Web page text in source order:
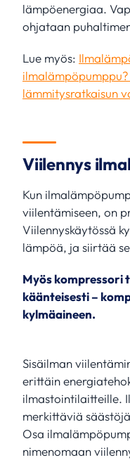
lämpöenergiaa.
ohjataan
Lue myös:
lämmitysratkaisun
Viilennys
Kun
viilentämiseen, on
Viilennyskäytössä
lämpöä, ja siirtää
Myös kompressori
käänteisesti –
kylmäaineen.
Sisäilman
erittäin
ilmastointilaitteille.
merkittäviä
Osa
nimenomaan